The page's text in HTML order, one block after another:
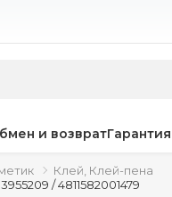
и возвратГарантия
Клей, Клей-пена
/ 4811582001479